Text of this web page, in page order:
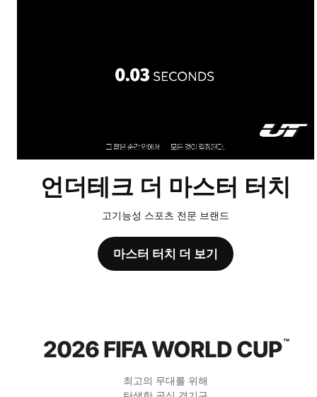
언더테크 더 마스터 터치
고기능성 스포츠 전문 브랜드
마스터 터치 더 보기
2026 FIFA WORLD CUP™
최고의 무대를 위해